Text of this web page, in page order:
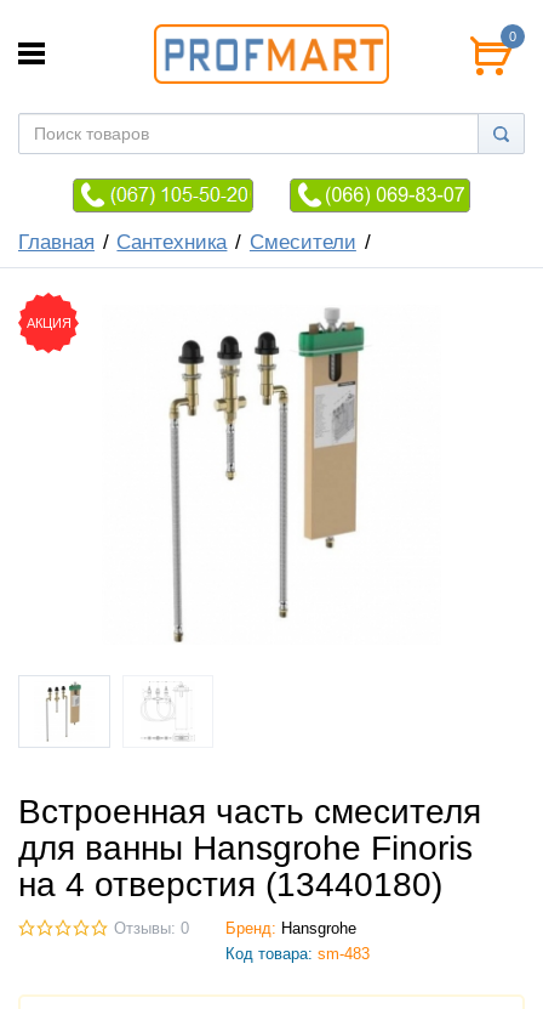
0
Главная Сантехника Смесители
АКЦИЯ
Встроенная часть смесителя
для ванны Hansgrohe Finoris
на 4 отверстия (13440180)
Отзывы: 0 Бренд: Hansgrohe
Код товара: sm-483